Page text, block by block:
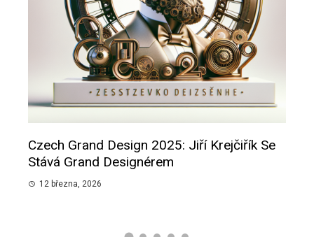
Czech Grand Design 2025: Jiří Krejčiřík Se
Stává Grand Designérem
12 března, 2026